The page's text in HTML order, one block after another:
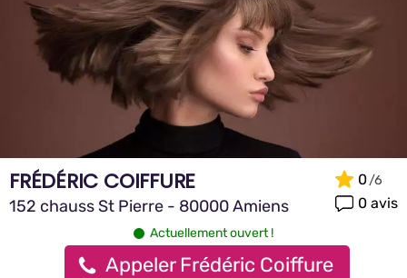
FRÉDÉRIC COIFFURE
152 chauss St Pierre - 80000 Amiens
0
0 avis
Actuellement ouvert !
Appeler Frédéric Coiffure